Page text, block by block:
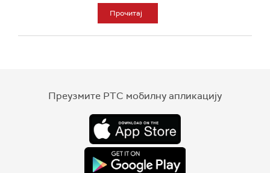
Прочитај
Преузмите РТС мобилну апликацију